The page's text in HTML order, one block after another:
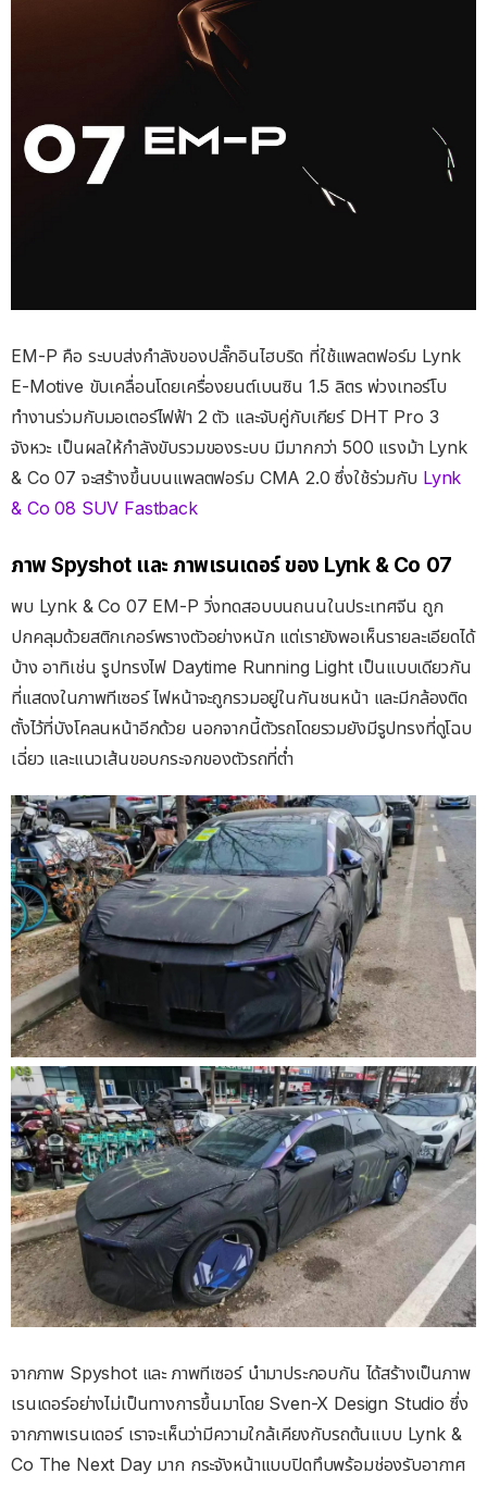
EM-P คือ ระบบส่งกำลังของปลั๊กอินไฮบริด ที่ใช้แพลตฟอร์ม Lynk
E-Motive ขับเคลื่อนโดยเครื่องยนต์เบนซิน 1.5 ลิตร พ่วงเทอร์โบ
ทำงานร่วมกับมอเตอร์ไฟฟ้า 2 ตัว และจับคู่กับเกียร์ DHT Pro 3
จังหวะ เป็นผลให้กำลังขับรวมของระบบ มีมากกว่า 500 แรงม้า Lynk
& Co 07 จะสร้างขึ้นบนแพลตฟอร์ม CMA2.0ซึ่งใช้ร่วมกับ Lynk
& Co 08 SUV Fastback
ภาพ Spyshot และ ภาพเรนเดอร์ ของ Lynk & Co 07
พบ Lynk & Co 07 EM-P วิ่งทดสอบบนถนนในประเทศจีน ถูก
ปกคลุมด้วยสติกเกอร์พรางตัวอย่างหนัก แต่เรายังพอเห็นรายละเอียดได้
บ้าง อาทิเช่น รูปทรงไฟ Daytime Running Light เป็นแบบเดียวกัน
ที่แสดงในภาพทีเซอร์ ไฟหน้าจะถูกรวมอยู่ในกันชนหน้า และมีกล้องติด
ตั้งไว้ที่บังโคลนหน้าอีกด้วย นอกจากนี้ตัวรถโดยรวมยังมีรูปทรงที่ดูโฉบ
เฉี่ยว และแนวเส้นขอบกระจกของตัวรถที่ต่ำ
จากภาพ Spyshot และ ภาพทีเซอร์ นำมาประกอบกัน ได้สร้างเป็นภาพ
เรนเดอร์อย่างไม่เป็นทางการขึ้นมาโดย Sven-X Design Studio ซึ่ง
จากภาพเรนเดอร์ เราจะเห็นว่ามีความใกล้เคียงกับรถต้นแบบ Lynk &
Co The Next Day มาก กระจังหน้าแบบปิดทึบพร้อมช่องรับอากาศ